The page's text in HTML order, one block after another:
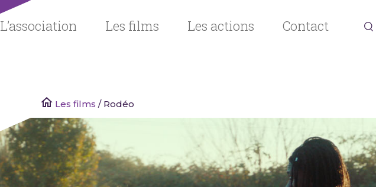
Association
des
Cinémas
du Centre
L’association Les films Les actions Contact
Les films / Rodéo